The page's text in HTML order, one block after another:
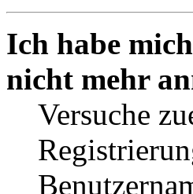
Ich habe
nicht mehr
Versuche